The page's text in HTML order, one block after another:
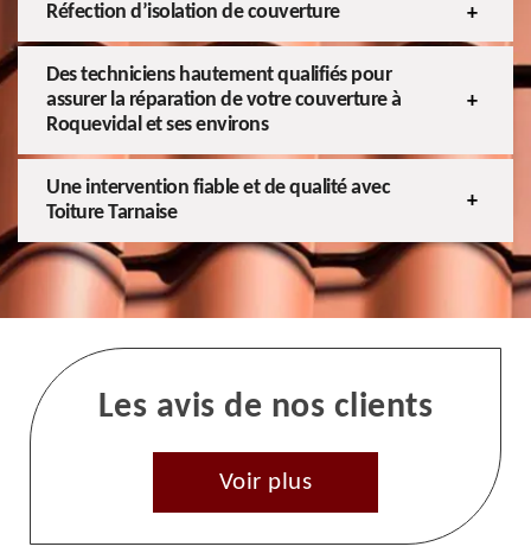
Réfection d’isolation de couverture
Des techniciens hautement qualifiés pour
assurer la réparation de votre couverture à
Roquevidal et ses environs
Une intervention fiable et de qualité avec
Toiture Tarnaise
Les avis de nos clients
Voir plus